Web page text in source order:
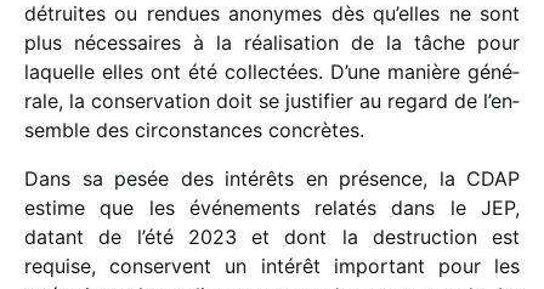
détruites ou rendues anonymes dès qu’elles ne sont
plus néces­saires à la réali­sa­tion de la tâche pour
laquelle elles ont été collec­tées. D’une manière géné­
rale, la conser­va­tion doit se justi­fier au regard de l’en­
semble des circons­tances concrètes.
Dans sa pesée des inté­rêts en présence, la CDAP
estime que les événe­ments rela­tés dans le JEP,
datant de l’été 2023 et dont la destruc­tion est
requise, conservent un inté­rêt impor­tant pour les